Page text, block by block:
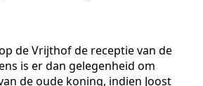
de Vrijthof de receptie van de
is er dan gelegenheid om
de oude koning, indien Joost